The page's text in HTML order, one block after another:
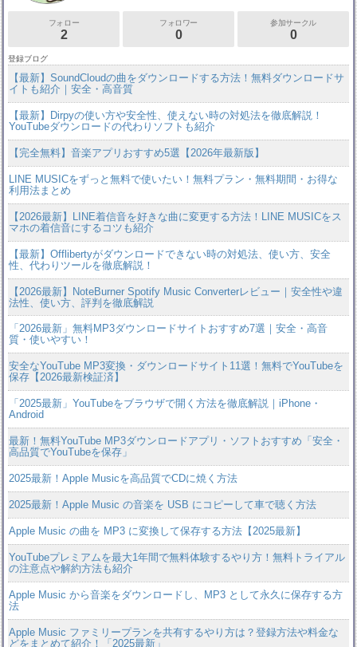
フォロー
2
フォロワー
0
参加サークル
0
登録ブログ
【最新】SoundCloudの曲をダウンロードする方法！無料ダウンロードサ
イトも紹介｜安全・高音質
【最新】Dirpyの使い方や安全性、使えない時の対処法を徹底解説！
YouTubeダウンロードの代わりソフトも紹介
【完全無料】音楽アプリおすすめ5選【2026年最新版】
LINE MUSICをずっと無料で使いたい！無料プラン・無料期間・お得な
利用法まとめ
【2026最新】LINE着信音を好きな曲に変更する方法！LINE MUSICをス
マホの着信音にするコツも紹介
【最新】Offlibertyがダウンロードできない時の対処法、使い方、安全
性、代わりツールを徹底解説！
【2026最新】NoteBurner Spotify Music Converterレビュー｜安全性や違
法性、使い方、評判を徹底解説
「2026最新」無料MP3ダウンロードサイトおすすめ7選｜安全・高音
質・使いやすい！
安全なYouTube MP3変換・ダウンロードサイト11選！無料でYouTubeを
保存【2026最新検証済】
「2025最新」YouTubeをブラウザで開く方法を徹底解説｜iPhone・
Android
最新！無料YouTube MP3ダウンロードアプリ・ソフトおすすめ「安全・
高品質でYouTubeを保存」
2025最新！Apple Musicを高品質でCDに焼く方法
2025最新！Apple Music の音楽を USB にコピーして車で聴く方法
Apple Music の曲を MP3 に変換して保存する方法【2025最新】
YouTubeプレミアムを最大1年間で無料体験するやり方！無料トライアル
の注意点や解約方法も紹介
Apple Music から音楽をダウンロードし、MP3 として永久に保存する方
法
Apple Music ファミリープランを共有するやり方は？登録方法や料金な
どをまとめて紹介！「2025最新」